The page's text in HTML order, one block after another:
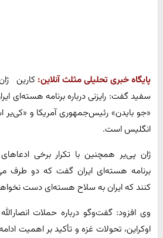
پایگاه خبری تحلیلی مثلث آنلاین: کارین
سفید گفت: رایزنی درباره برنامه هسته‌ای
«جو بایدن» رئیس‌جمهوری آمریکا و «کی‌یر
انگلیس است.
ژان پی‌یر همچنین با تکرار برخی
برنامه هسته‌ای ایران گفت که دو طرف
کنند که ایران به سلاح هسته‌ای دست
وی افزود: گفت‌وگو درباره حملات
اوکراین، تحولات غزه و تأکید بر اهمیت